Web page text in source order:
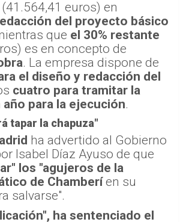
destinará el 70% del
euros) en
del proyecto básico
queel 30% restante
es en concepto de
. La empresa dispone de
el diseño y redacción del
cuatro para tramitar la
año para la ejecución
tapar la chapuza"
ha advertido al Gobierno
Isabel Díaz Ayuso de que
los "agujeros de la
de Chamberí
salvarse".